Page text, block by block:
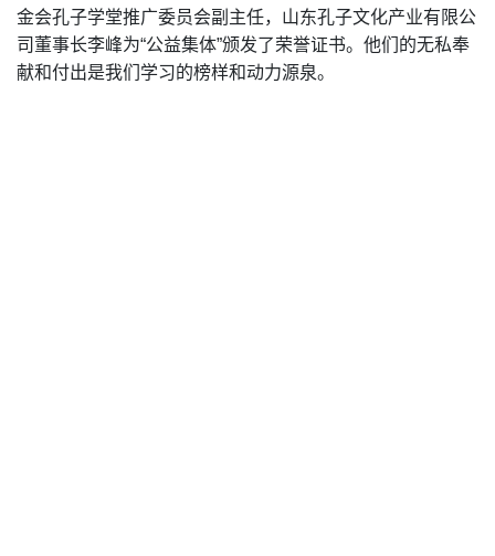
金会孔子学堂推广委员会副主任，山东孔子文化产业有限公
司董事长李峰为“公益集体”颁发了荣誉证书。他们的无私奉
献和付出是我们学习的榜样和动力源泉。